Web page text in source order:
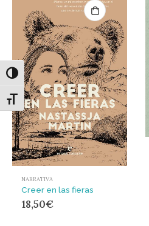
Alternar alto contraste
Alternar tamaño de letra
NARRATIVA
Creer en las fieras
18,50€